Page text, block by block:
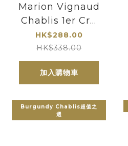
Marion Vignaud
Chablis 1er Cru
Vosgros 2022
HK$288.00
HK$338.00
加入購物車
Burgundy Chablis超值之
選